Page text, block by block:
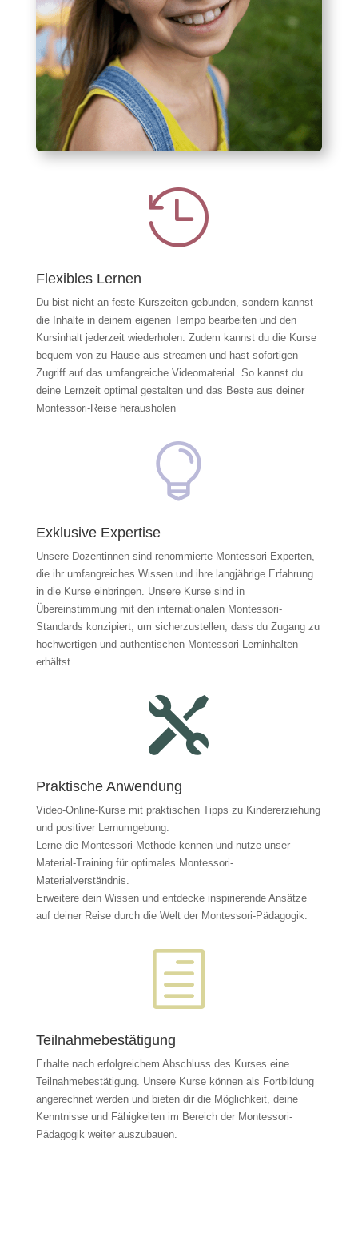

Flexibles Lernen
Du bist nicht an feste Kurszeiten gebunden, sondern kannst
die Inhalte in deinem eigenen Tempo bearbeiten und den
Kursinhalt jederzeit wiederholen. Zudem kannst du die Kurse
bequem von zu Hause aus streamen und hast sofortigen
Zugriff auf das umfangreiche Videomaterial. So kannst du
deine Lernzeit optimal gestalten und das Beste aus deiner
Montessori-Reise herausholen

Exklusive Expertise
Unsere Dozentinnen sind renommierte Montessori-Experten,
die ihr umfangreiches Wissen und ihre langjährige Erfahrung
in die Kurse einbringen. Unsere Kurse sind in
Übereinstimmung mit den internationalen Montessori-
Standards konzipiert, um sicherzustellen, dass du Zugang zu
hochwertigen und authentischen Montessori-Lerninhalten
erhältst.

Praktische Anwendung
Video-Online-Kurse mit praktischen Tipps zu Kindererziehung
und positiver Lernumgebung.
Lerne die Montessori-Methode kennen und nutze unser
Material-Training für optimales Montessori-
Materialverständnis.
Erweitere dein Wissen und entdecke inspirierende Ansätze
auf deiner Reise durch die Welt der Montessori-Pädagogik.
h
Teilnahmebestätigung
Erhalte nach erfolgreichem Abschluss des Kurses eine
Teilnahmebestätigung. Unsere Kurse können als Fortbildung
angerechnet werden und bieten dir die Möglichkeit, deine
Kenntnisse und Fähigkeiten im Bereich der Montessori-
Pädagogik weiter auszubauen.